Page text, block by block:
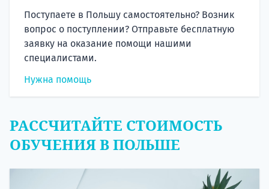
Поступаете в Польшу самостоятельно? Возник
вопрос о поступлении? Отправьте бесплатную
заявку на оказание помощи нашими
специалистами.
Нужна помощь
РАССЧИТАЙТЕ СТОИМОСТЬ
ОБУЧЕНИЯ В ПОЛЬШЕ